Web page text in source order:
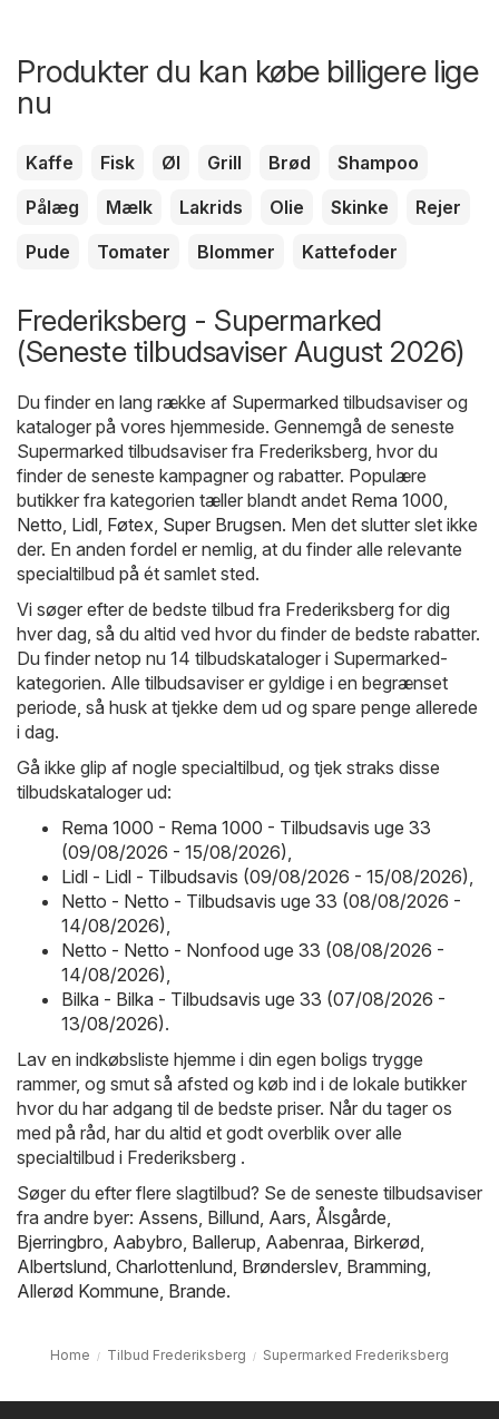
Produkter du kan købe billigere lige
nu
Kaffe Fisk Øl Grill Brød
Shampoo
Pålæg
Mælk Lakrids Olie Skinke
Rejer
Pude
Tomater Blommer Kattefoder
Frederiksberg - Supermarked
(Seneste tilbudsaviser August 2026)
Du finder en lang række af Supermarked tilbudsaviser og
kataloger på vores hjemmeside. Gennemgå de seneste
Supermarked tilbudsaviser fra Frederiksberg, hvor du
finder de seneste kampagner og rabatter. Populære
butikker fra kategorien tæller blandt andet Rema 1000
Netto Lidl Føtex Super Brugsen. Men det slutter slet ikke
der. En anden fordel er nemlig, at du finder alle relevante
specialtilbud på ét samlet sted.
Vi søger efter de bedste tilbud fra Frederiksberg for dig
hver dag, så du altid ved hvor du finder de bedste rabatter.
Du finder netop nu 14 tilbudskataloger i Supermarked-
kategorien. Alle tilbudsaviser er gyldige i en begrænset
periode, så husk at tjekke dem ud og spare penge allerede
i dag.
Gå ikke glip af nogle specialtilbud, og tjek straks disse
tilbudskataloger ud:
Rema 1000 - Rema 1000 - Tilbudsavis uge 33
(09/08/2026 - 15/08/2026)
Lidl - Lidl - Tilbudsavis (09/08/2026 - 15/08/2026)
Netto - Netto - Tilbudsavis uge 33 (08/08/2026 -
14/08/2026)
Netto - Netto - Nonfood uge 33 (08/08/2026 -
14/08/2026)
Bilka - Bilka - Tilbudsavis uge 33 (07/08/2026 -
13/08/2026).
Lav en indkøbsliste hjemme i din egen boligs trygge
rammer, og smut så afsted og køb ind i de lokale butikker
hvor du har adgang til de bedste priser. Når du tager os
med på råd, har du altid et godt overblik over alle
specialtilbud i Frederiksberg .
Søger du efter flere slagtilbud? Se de seneste tilbudsaviser
fra andre byer: Assens Billund Aars Ålsgårde
Bjerringbro Aabybro Ballerup Aabenraa Birkerød
Albertslund Charlottenlund Brønderslev, Bramming
Allerød Kommune Brande.
Home Tilbud Frederiksberg Supermarked Frederiksberg